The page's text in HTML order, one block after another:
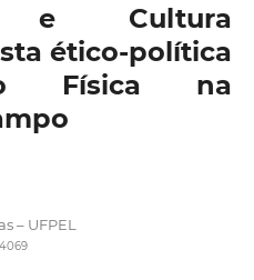
e Cultura
ético-política
Física na
– UFPEL